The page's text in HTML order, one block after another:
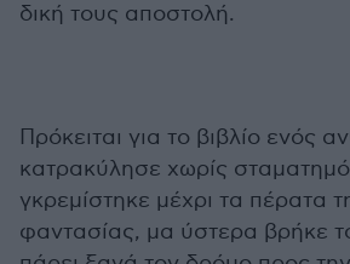
δική τους αποστολή.
Πρόκειται για το βιβλίο ενός
κατρακύλησε χωρίς
γκρεμίστηκε μέχρι τα πέρατα
φαντασίας, μα ύστερα βρήκε